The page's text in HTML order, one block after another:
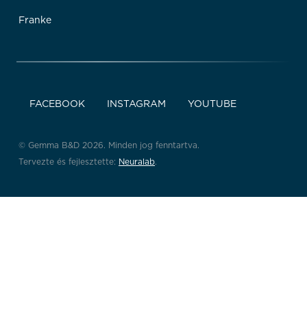
Franke
FACEBOOK INSTAGRAM YOUTUBE
© Gemma B&D 2026. Minden jog fenntartva.
Tervezte és fejlesztette: Neuralab.